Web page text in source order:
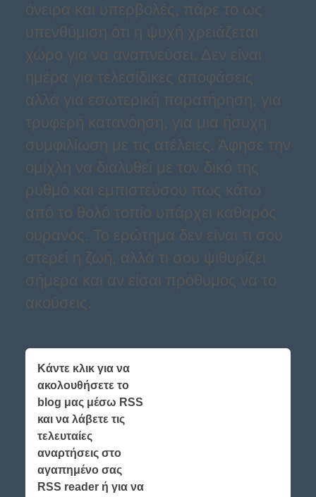
όνειρα και υπερβολές, πάρε το ως
υπενθύμιση ότι η ψυχή χρειάζεται
χώρο για να αναπνεύσει. Δεν είναι
ημέρα για τελεσίδικες αποφάσεις
αλλά για εσωτερική παρατήρηση, για
τρυφερή κατανόηση, για μια ήσυχη
συμφιλίωση με τις ατέλειες. Άφησε την
ομίχλη να διαλυθεί με τον δικό της
ρυθμό και εμπιστεύσου πως κάτω
από το θολό τοπίο υπάρχει καθαρός
ουρανός. Το ερώτημα δεν είναι τι σου
στερεί η ζωή, αλλά τι σου ψιθυρίζει
σήμερα και αν είσαι πρόθυμος να το
ακούσεις.
Κάντε κλικ για να
ακολουθήσετε το
blog μας μέσω RSS
και να λάβετε τις
τελευταίες
αναρτήσεις στο
αγαπημένο σας
RSS reader ή για να